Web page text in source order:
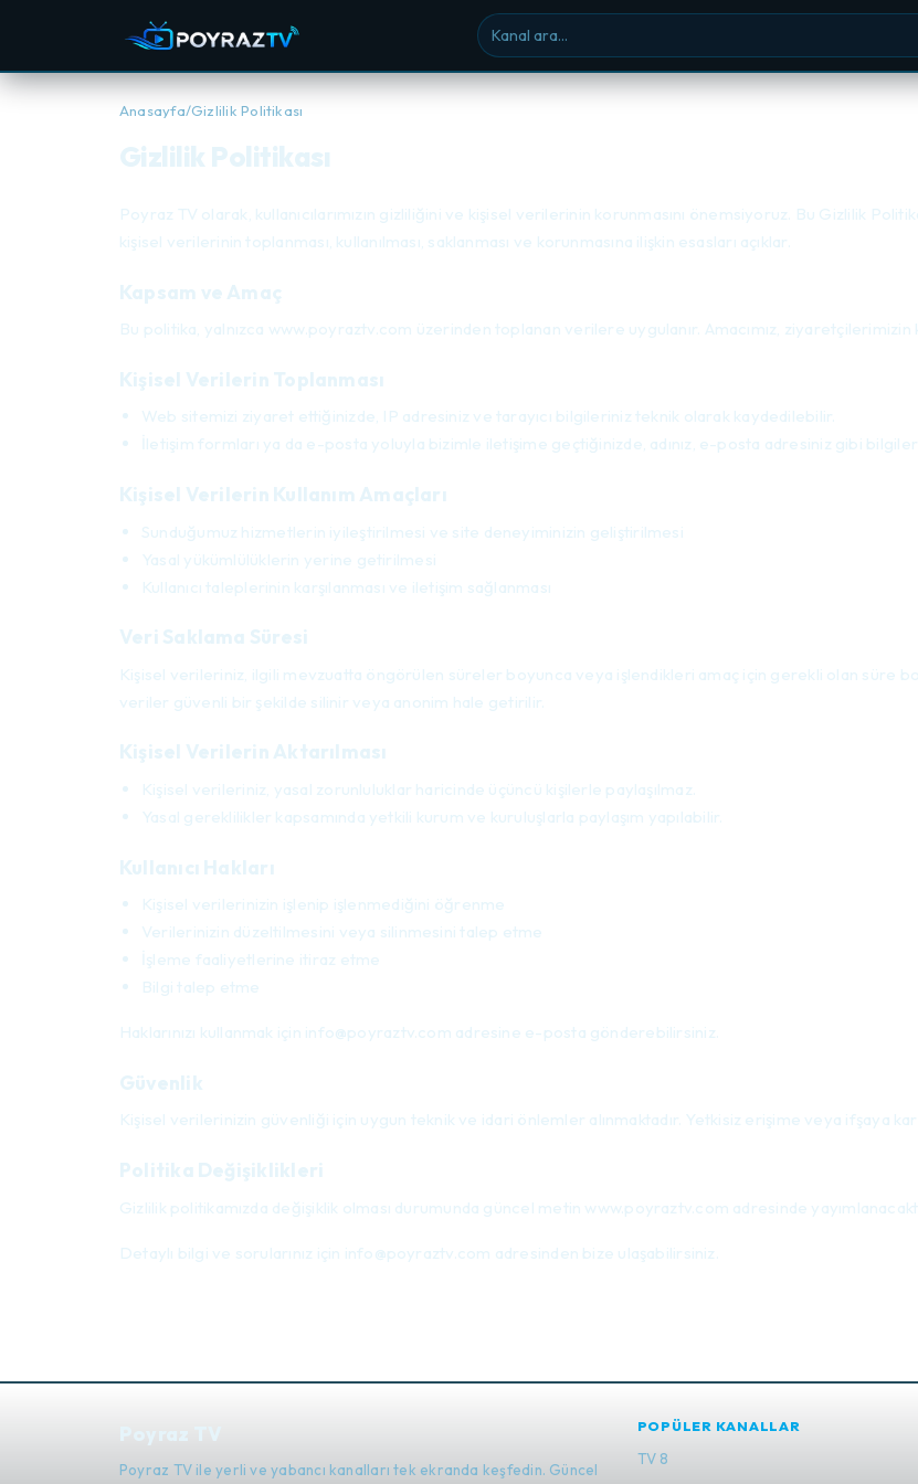
Kanal ara
Anasayfa/Gizlilik Politikası
Gizlilik Politikası
Poyraz TV olarak, kullanıcılarımızın gizliliğini ve kişisel verilerinin korunmasını önemsiyoruz. Bu Gizlilik
kişisel verilerinin toplanması, kullanılması, saklanması ve korunmasına ilişkin esasları açıklar.
Kapsam ve Amaç
Bu politika, yalnızca www.poyraztv.com üzerinden toplanan verilere uygulanır. Amacımız,
Kişisel Verilerin Toplanması
Web sitemizi ziyaret ettiğinizde, IP adresiniz ve tarayıcı bilgileriniz teknik olarak kaydedilebilir.
İletişim formları ya da e-posta yoluyla bizimle iletişime geçtiğinizde, adınız, e-posta adresiniz gibi
Kişisel Verilerin Kullanım Amaçları
Sunduğumuz hizmetlerin iyileştirilmesi ve site deneyiminizin geliştirilmesi
Yasal yükümlülüklerin yerine getirilmesi
Kullanıcı taleplerinin karşılanması ve iletişim sağlanması
Veri Saklama Süresi
Kişisel verileriniz, ilgili mevzuatta öngörülen süreler boyunca veya işlendikleri amaç için gerekli olan süre
veriler güvenli bir şekilde silinir veya anonim hale getirilir.
Kişisel Verilerin Aktarılması
Kişisel verileriniz, yasal zorunluluklar haricinde üçüncü kişilerle paylaşılmaz.
Yasal gereklilikler kapsamında yetkili kurum ve kuruluşlarla paylaşım yapılabilir.
Kullanıcı Hakları
Kişisel verilerinizin işlenip işlenmediğini öğrenme
Verilerinizin düzeltilmesini veya silinmesini talep etme
İşleme faaliyetlerine itiraz etme
Bilgi talep etme
Haklarınızı kullanmak için info@poyraztv.com adresine e-posta gönderebilirsiniz.
Güvenlik
Kişisel verilerinizin güvenliği için uygun teknik ve idari önlemler alınmaktadır. Yetkisiz erişime veya ifşaya
Politika Değişiklikleri
Gizlilik politikamızda değişiklik olması durumunda güncel metin www.poyraztv.com adresinde
Detaylı bilgi ve sorularınız için info@poyraztv.com adresinden bize ulaşabilirsiniz.
Poyraz TV ile yerli ve yabancı kanalları tek ekranda keşfedin. Güncel
POPÜLER KANALLAR
TV 8